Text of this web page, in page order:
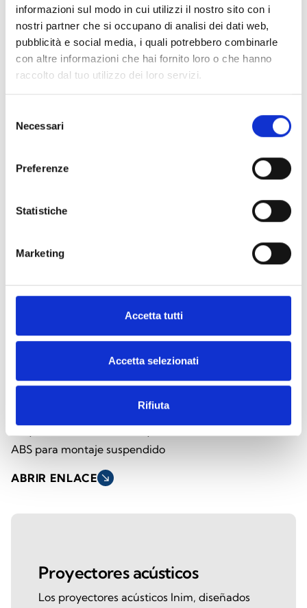
informazioni sul modo in cui utilizzi il nostro sito con i
nostri partner che si occupano di analisi dei dati web,
pubblicità e social media, i quali potrebbero combinarle
con altre informazioni che hai fornito loro o che hanno
raccolto dal tuo utilizzo dei loro servizi.
delNecessari
Preferenze
Statistiche
Marketing
Accetta tutti
Accetta selezionati
Rifiuta
instalaciones deportivas y espacios públicos,
combinan un diseño elegante con un
rendimiento acústico fiable.
Proyector acústico de 6,5” y 20 W en
ABS para montaje suspendido
ABRIR ENLACE south_east
Proyectores acústicos
Los proyectores acústicos Inim, diseñados